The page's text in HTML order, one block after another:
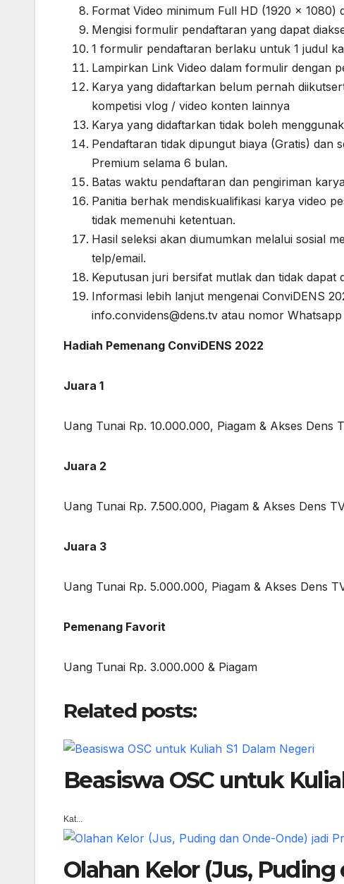
Format Video minimum Full HD (1920 x 1080)
Mengisi formulir pendaftaran yang dapat
1 formulir pendaftaran berlaku untuk 1 judul
Lampirkan Link Video dalam formulir dengan
Karya yang didaftarkan belum pernah
kompetisi vlog / video konten lainnya
Karya yang didaftarkan tidak boleh
Pendaftaran tidak dipungut biaya (Gratis) dan
Premium selama 6 bulan.
Batas waktu pendaftaran dan pengiriman
Panitia berhak mendiskualifikasi karya video
tidak memenuhi ketentuan.
Hasil seleksi akan diumumkan melalui sosial
telp/email.
Keputusan juri bersifat mutlak dan tidak dapat
Informasi lebih lanjut mengenai ConviDENS
info.convidens@dens.tv atau nomor Whatsapp
Hadiah Pemenang ConviDENS 2022
Juara 1
Uang Tunai Rp. 10.000.000, Piagam & Akses Dens
Juara 2
Uang Tunai Rp. 7.500.000, Piagam & Akses Dens
Juara 3
Uang Tunai Rp. 5.000.000, Piagam & Akses Dens
Pemenang Favorit
Uang Tunai Rp. 3.000.000 & Piagam
Related posts:
Beasiswa OSC untuk
Kat...
Olahan Kelor (Jus,